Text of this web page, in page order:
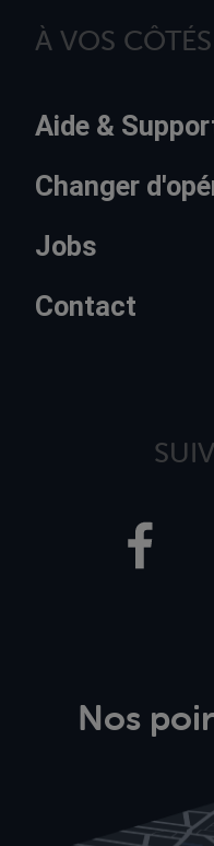
À VOS CÔTÉS
Aide &
Changer
Jobs
Contact
Nos